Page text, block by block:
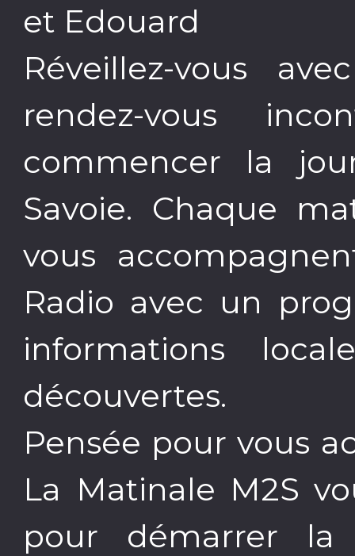
et Edouard
Réveillez-vous
rendez-vous
commencer la
Savoie. Chaque
vous
Radio avec un
informations
découvertes.
Pensée pour vous
La Matinale M2S
pour démarrer